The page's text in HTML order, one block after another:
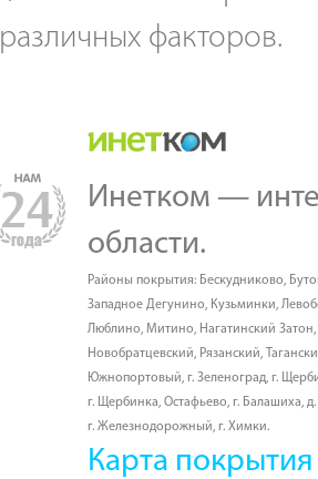
различных факторов.
Инетком —
области.
Районы покрытия: Бескудниково,
Западное Дегунино, Кузьминки,
Люблино, Митино, Нагатинский Затон,
Новобратцевский, Рязанский,
Южнопортовый, г. Зеленоград, г.
г. Щербинка, Остафьево, г. Балашиха,
г. Железнодорожный, г. Химки.
Карта